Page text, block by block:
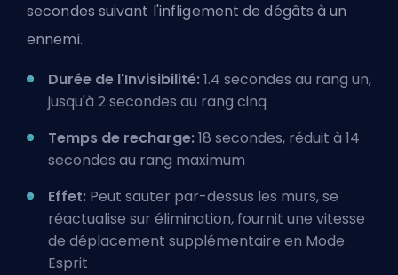
secondes suivant l'infligement de dégâts à un
ennemi.
Durée de l'Invisibilité:1.4 secondes au rang un,
jusqu'à 2 secondes au rang cinq
Temps de recharge:18 secondes, réduit à 14
secondes au rang maximum
Effet: Peut sauter par-dessus les murs, se
réactualise sur élimination, fournit une vitesse
de déplacement supplémentaire en Mode
Esprit